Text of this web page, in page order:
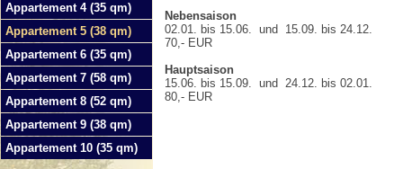
Appartement 4 (35 qm)
Appartement 5 (38 qm)
Appartement 6 (35 qm)
Appartement 7 (58 qm)
Appartement 8 (52 qm)
Appartement 9 (38 qm)
Appartement 10 (35 qm)
Nebensaison
02.01. bis 15.06. und 15.09. bis 24.12.
70,- EUR
Hauptsaison
15.06. bis 15.09. und 24.12. bis 02.01.
80,- EUR